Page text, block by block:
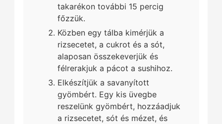
takarékon további 15 percig
főzzük.
Közben egy tálba kimérjük a
rizsecetet, a cukrot és a sót,
alaposan összekeverjük és
félrerakjuk a pácot a sushihoz.
Elkészítjük a savanyított
gyömbért. Egy kis üvegbe
reszelünk gyömbért, hozzáadjuk
a rizsecetet, sót és mézet, és